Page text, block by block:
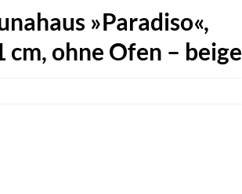
»Paradiso«,
ohne Ofen – beige